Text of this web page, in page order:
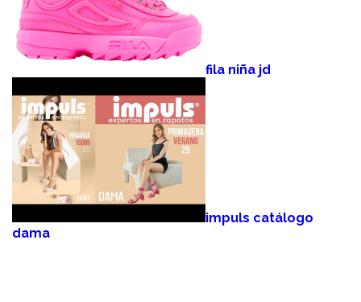
fila niña jd
impuls catálogo
dama